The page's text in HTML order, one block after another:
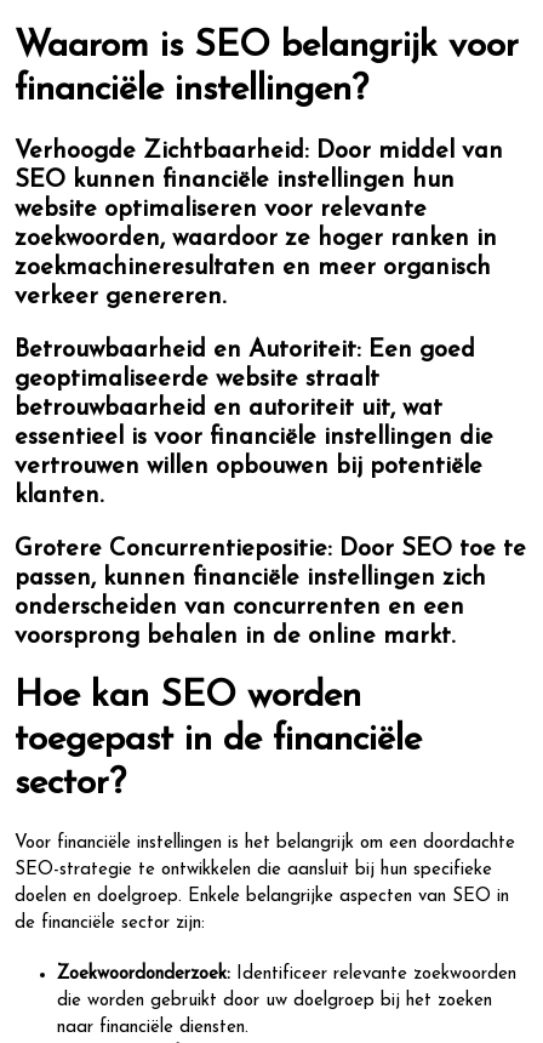
Waarom is SEO belangrijk voor
financiële instellingen?
Verhoogde Zichtbaarheid: Door middel van
SEO kunnen financiële instellingen hun
website optimaliseren voor relevante
zoekwoorden, waardoor ze hoger ranken in
zoekmachineresultaten en meer organisch
verkeer genereren.
Betrouwbaarheid en Autoriteit: Een goed
geoptimaliseerde website straalt
betrouwbaarheid en autoriteit uit, wat
essentieel is voor financiële instellingen die
vertrouwen willen opbouwen bij potentiële
klanten.
Grotere Concurrentiepositie: Door SEO toe te
passen, kunnen financiële instellingen zich
onderscheiden van concurrenten en een
voorsprong behalen in de online markt.
Hoe kan SEO worden
toegepast in de financiële
sector?
Voor financiële instellingen is het belangrijk om een doordachte
SEO-strategie te ontwikkelen die aansluit bij hun specifieke
doelen en doelgroep. Enkele belangrijke aspecten van SEO in
de financiële sector zijn:
Zoekwoordonderzoek: Identificeer relevante zoekwoorden
die worden gebruikt door uw doelgroep bij het zoeken
naar financiële diensten.